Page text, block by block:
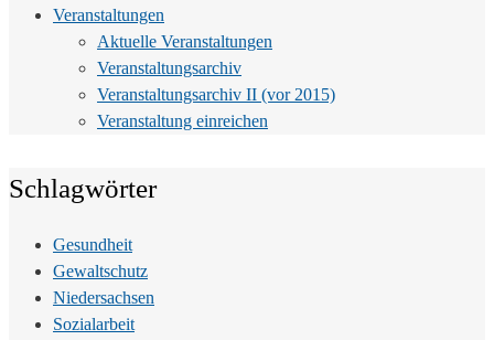
Veranstaltungen
Aktuelle Veranstaltungen
Veranstaltungsarchiv
Veranstaltungsarchiv II (vor 2015)
Veranstaltung einreichen
Schlagwörter
Gesundheit
Gewaltschutz
Niedersachsen
Sozialarbeit